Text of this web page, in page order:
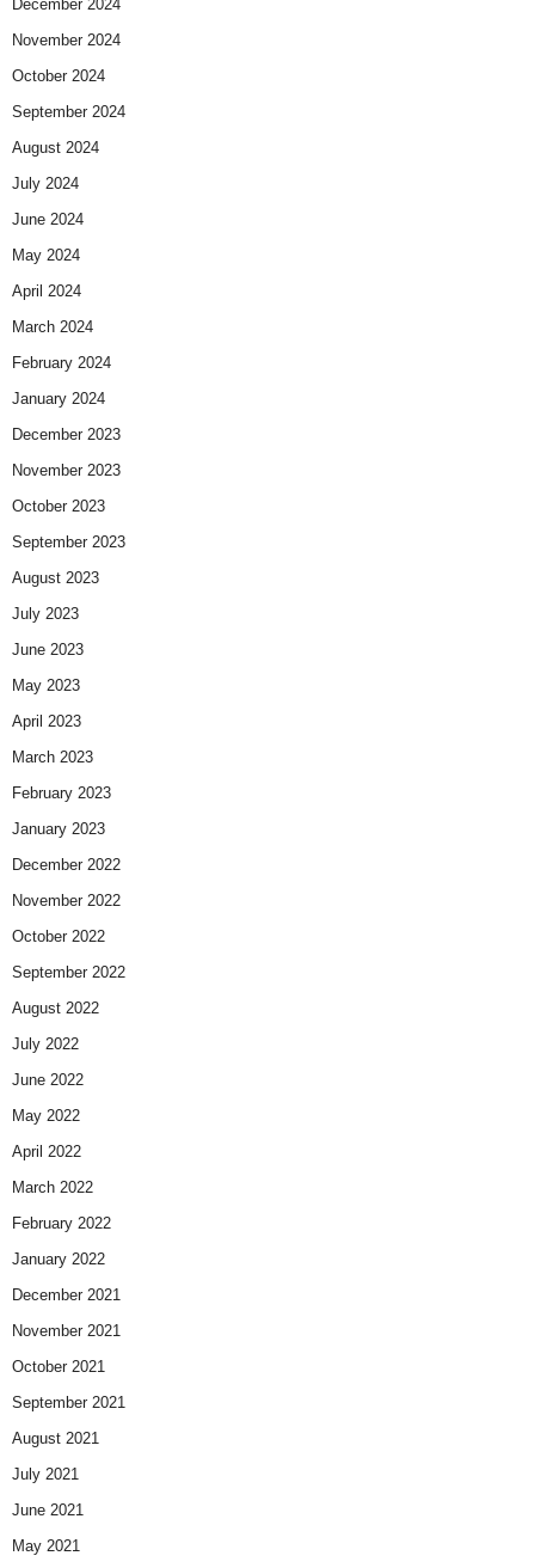
December 2024
November 2024
October 2024
September 2024
August 2024
July 2024
June 2024
May 2024
April 2024
March 2024
February 2024
January 2024
December 2023
November 2023
October 2023
September 2023
August 2023
July 2023
June 2023
May 2023
April 2023
March 2023
February 2023
January 2023
December 2022
November 2022
October 2022
September 2022
August 2022
July 2022
June 2022
May 2022
April 2022
March 2022
February 2022
January 2022
December 2021
November 2021
October 2021
September 2021
August 2021
July 2021
June 2021
May 2021